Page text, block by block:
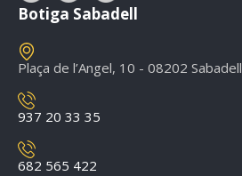
Botiga Sabadell
Plaça de l’Angel, 10 - 08202 Sabadell
937 20 33 35
682 565 422